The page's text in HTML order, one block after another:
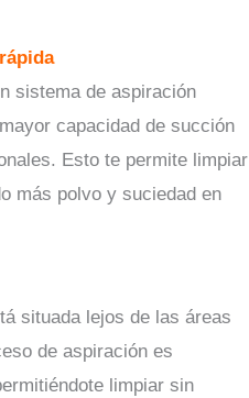
sistema de aspiración
capacidad de succión
Esto te permite limpiar
más polvo y suciedad en
situada lejos de las áreas
de aspiración es
limpiar sin